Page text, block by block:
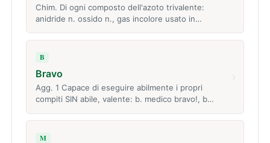
Chim. Di ogni composto dell'azoto trivalente:
anidride n. ossido n., gas incolore usato in…
B
Bravo
Agg. 1 Capace di eseguire abilmente i propri
compiti SIN abile, valente: b. medico bravo!, b…
M